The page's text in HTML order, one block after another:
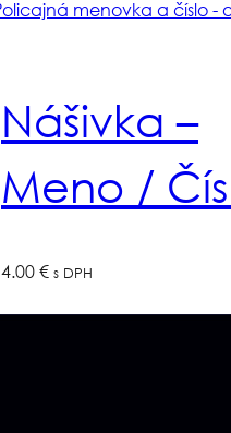
Nášivka –
Meno /
4.00 € s DPH